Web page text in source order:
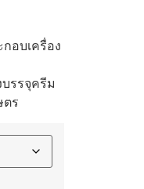
อบเครื่อง
รรจุครีม
ตร